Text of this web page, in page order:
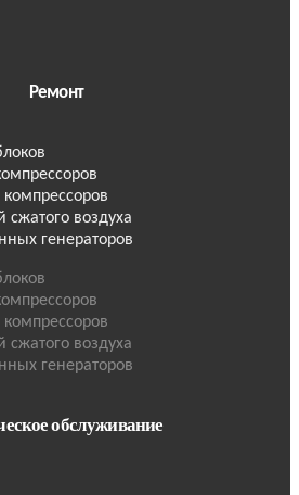
Ремонт
воздуха
генераторов
воздуха
генераторов
обслуживание